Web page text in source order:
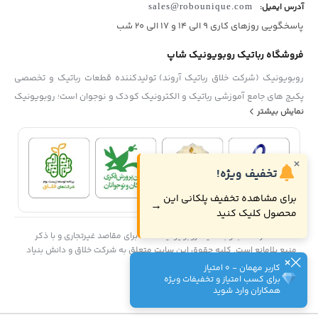
آدرس ایمیل: sales@robounique.com
پاسخگویی روزهای کاری 9 الی 14 و 17 الی 20 شب
فروشگاه رباتیک روبویونیک شاپ
روبویونیک (شرکت خلاق رباتیک آروند) تولیدکننده قطعات رباتیک و تخصصی
پکیج های جامع آموزشی رباتیک و الکترونیک کودک و نوجوان است؛ روبویونیک
با پایبندی به سه اصل کلیدی، کیفیت بالای آموزشی، قیمت مناسب و متعادل و
پشتیبانی بی وقفه محصولات، موفق شده تا همگام با فروشگاه‌های معتبر
جهان، به بهترین فروشگاه رباتیک کودک و نوجوان در ایران تبدیل شود.
نمایش بیشتر
استفاده از مطالب وب سایت روبویونیک فقط برای مقاصد غیرتجاری و با ذکر
منبع بلامانع است. کلیه حقوق این سایت متعلق به شرکت خلاق و دانش بنیاد
رباتیک آروند (روبویونیک) می‌باشد.
× کاربر مهمان - 0 امتیاز
برای کسب امتیاز و تخفیفات ویژه
همکاران وارد شوید
×
تخفیف ویژه!
برای مشاهده تخفیف پلکانی این
محصول کلیک کنید
→